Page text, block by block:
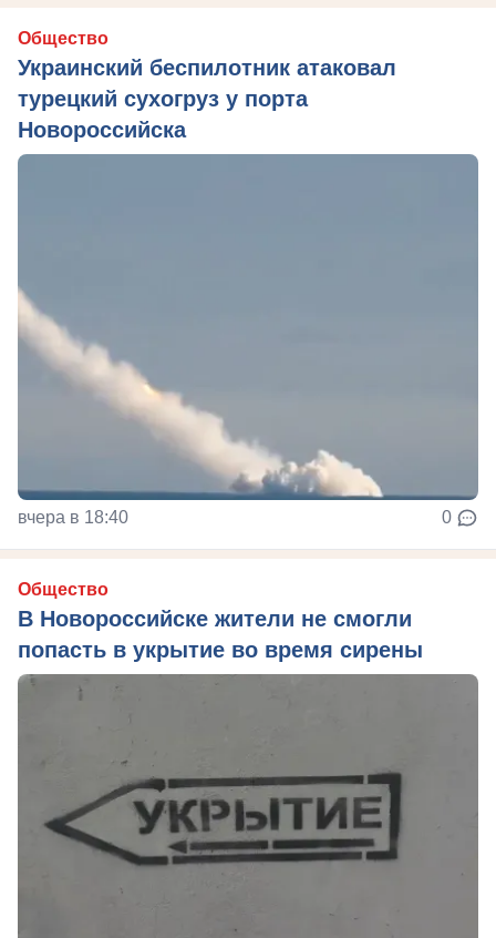
Общество
Украинский беспилотник атаковал
турецкий сухогруз у порта
Новороссийска
вчера в 18:40 0
Общество
В Новороссийске жители не смогли
попасть в укрытие во время сирены